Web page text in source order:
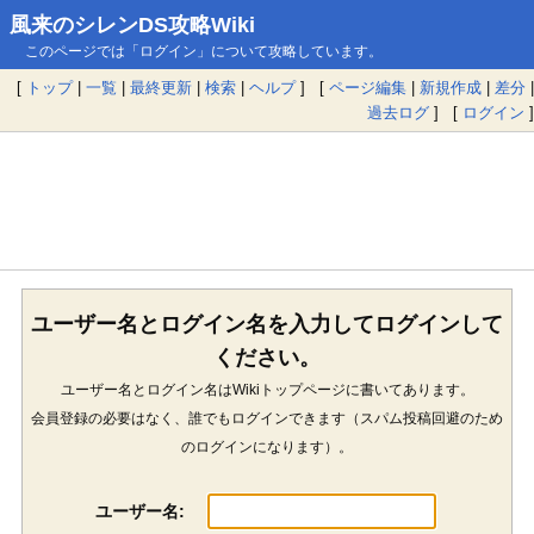
風来のシレンDS攻略Wiki
このページでは「ログイン」について攻略しています。
[ トップ| 一覧 | 最終更新 | 検索 | ヘルプ] [ ページ編集 | 新規作成 | 差分 |
過去ログ ] [ ログイン ]
ユーザー名とログイン名を入力してログインして
ください。
ユーザー名とログイン名はWikiトップページに書いてあります。
会員登録の必要はなく、誰でもログインできます（スパム投稿回避のため
のログインになります）。
ユーザー名: